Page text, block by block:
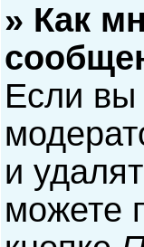
» Как
Если вы
и
можете